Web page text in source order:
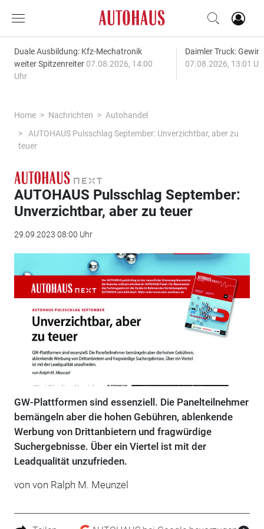
Duale Ausbildung: Kfz-Mechatronik
weiter Spitzenreiter 07.08.2026, 14:00
Uhr
Daimler Truck:
07.08.2026, 13:01
Home Nachrichten
Autohandel
AUTOHAUS Pulsschlag September: Unverzichtbar, aber zu
teuer
AUTOHAUS Pulsschlag September:
Unverzichtbar, aber zu teuer
29.09.2023 08:00 Uhr
GW-Plattformen sind essenziell. Die Panelteilnehmer
bemängeln aber die hohen Gebühren, ablenkende
Werbung von Drittanbietern und fragwürdige
Suchergebnisse. Über ein Viertel ist mit der
Leadqualität unzufrieden.
von von Ralph M. Meunzel